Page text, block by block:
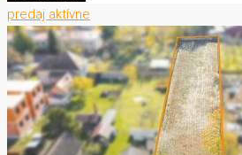
predaj aktívne